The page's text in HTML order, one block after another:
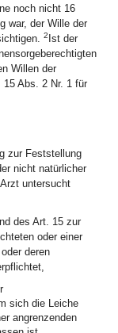
noch nicht 16
war, der Wille der
2 Ist der
Willen der
15 Abs. 2 Nr. 1 für
zur Feststellung
nicht natürlicher
untersucht
des Art. 15 zur
oder einer
deren
sich die Leiche
angrenzenden